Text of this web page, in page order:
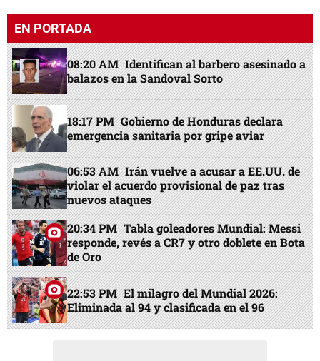
EN PORTADA
08:20 AM Identifican al barbero asesinado a
balazos en la Sandoval Sorto
18:17 PM Gobierno de Honduras declara
emergencia sanitaria por gripe aviar
06:53 AM Irán vuelve a acusar a EE.UU. de
violar el acuerdo provisional de paz tras
nuevos ataques
20:34 PM Tabla goleadores Mundial: Messi
responde, revés a CR7 y otro doblete en Bota
de Oro
22:53 PM El milagro del Mundial 2026:
Eliminada al 94 y clasificada en el 96